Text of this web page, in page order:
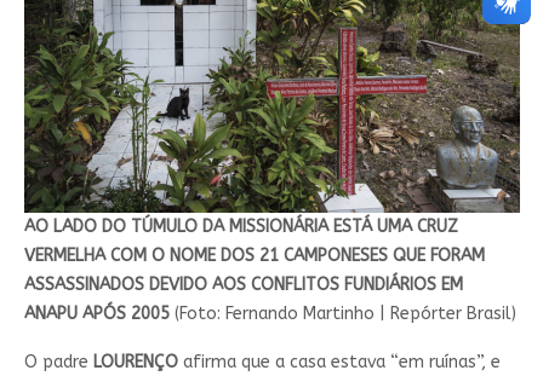
AO LADO DO TÚMULO DA MISSIONÁRIA ESTÁ UMA CRUZ
VERMELHA COM O NOME DOS 21 CAMPONESES QUE FORAM
ASSASSINADOS DEVIDO AOS CONFLITOS FUNDIÁRIOS EM
ANAPU APÓS 2005(Foto: Fernando Martinho | Repórter Brasil)
O padre LOURENÇOafirma que a casa estava “em ruínas”, e